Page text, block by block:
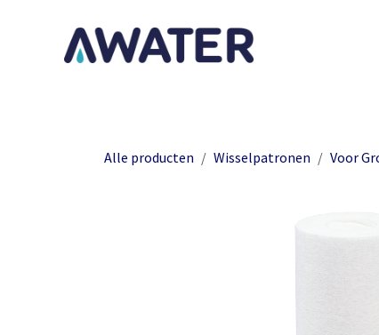
Alle producten Wisselpatronen Voor